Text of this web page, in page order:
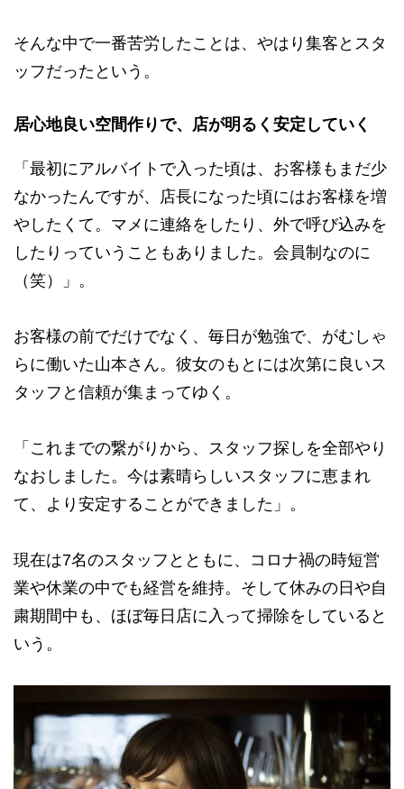
そんな中で一番苦労したことは、やはり集客とスタ
ッフだったという。
居心地良い空間作りで、店が明るく安定していく
「最初にアルバイトで入った頃は、お客様もまだ少
なかったんですが、店長になった頃にはお客様を増
やしたくて。マメに連絡をしたり、外で呼び込みを
したりっていうこともありました。会員制なのに
（笑）」。
お客様の前でだけでなく、毎日が勉強で、がむしゃ
らに働いた山本さん。彼女のもとには次第に良いス
タッフと信頼が集まってゆく。
「これまでの繋がりから、スタッフ探しを全部やり
なおしました。今は素晴らしいスタッフに恵まれ
て、より安定することができました」。
現在は7名のスタッフとともに、コロナ禍の時短営
業や休業の中でも経営を維持。そして休みの日や自
粛期間中も、ほぼ毎日店に入って掃除をしていると
いう。